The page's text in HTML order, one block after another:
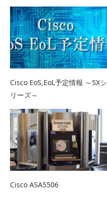
Cisco EoS,EoL予定情報 ～SXシ
リーズ～
Cisco ASA5506